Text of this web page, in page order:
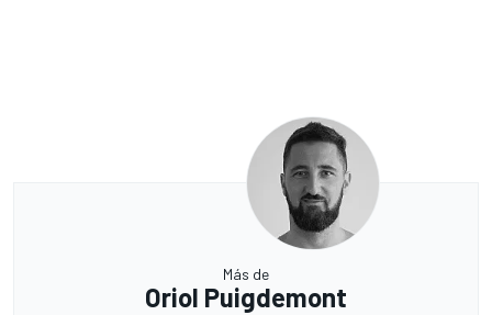
Más de
Oriol Puigdemont